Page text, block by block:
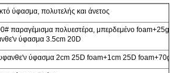
ύφασμα, πολυτελής και άνετος
παραγέμισμα πολυεστέρα, μπερδεμένο foam+25g
ύφασμα 3.5cm 20D
ύφασμα 2cm 25D foam+1cm 25D foam+70g